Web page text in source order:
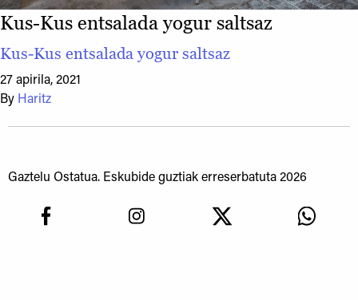
Kus-Kus entsalada yogur saltsaz
Kus-Kus entsalada yogur saltsaz
27 apirila, 2021
By Haritz
Gaztelu Ostatua. Eskubide guztiak erreserbatuta 2026